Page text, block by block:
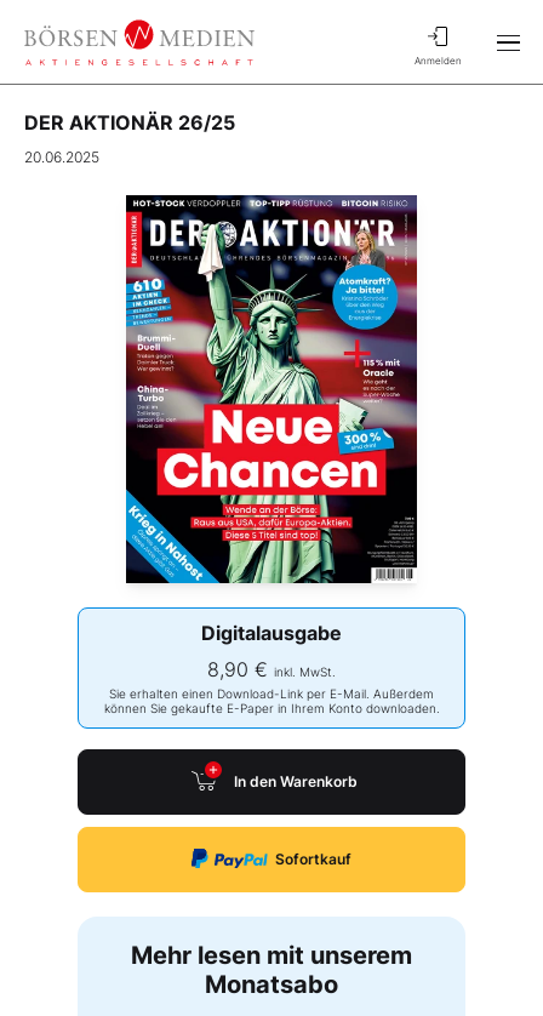
Anmelden
DER AKTIONÄR 26/25
20.06.2025
Digitalausgabe
8,90 € inkl. MwSt.
Sie erhalten einen Download-Link per E-Mail. Außerdem
können Sie gekaufte E-Paper in Ihrem Konto downloaden.
In den Warenkorb
Sofortkauf
Mehr lesen mit unserem
Monatsabo